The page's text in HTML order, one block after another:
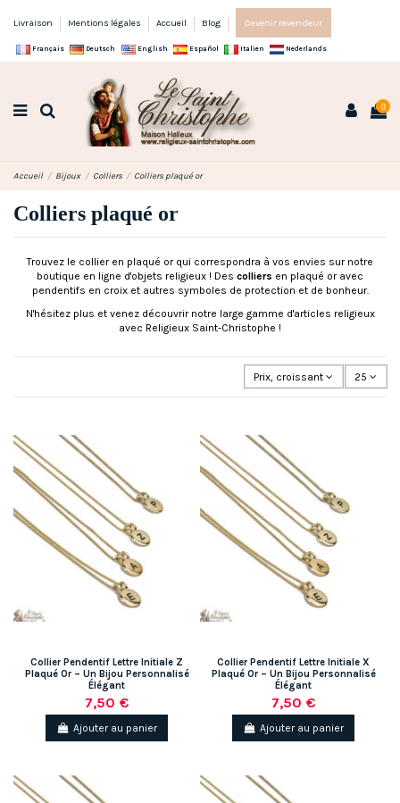
Livraison Mentions légales Accueil Blog Devenir revendeur
Français Deutsch English Español Italien Nederlands
0
Accueil Bijoux Colliers Colliers plaqué or
Colliers plaqué or
Trouvez le collier en plaqué or qui correspondra à vos envies sur notre
boutique en ligne d'objets religieux ! Des colliers en plaqué or avec
pendentifs en croix et autres symboles de protection et de bonheur.
N'hésitez plus et venez découvrir notre large gamme d'articles religieux
avec Religieux Saint-Christophe !
Prix, croissant 25
Collier Pendentif Lettre Initiale Z
Plaqué Or – Un Bijou Personnalisé
Élégant
7,50 €
Ajouter au panier
Collier Pendentif Lettre Initiale X
Plaqué Or – Un Bijou Personnalisé
Élégant
7,50 €
Ajouter au panier